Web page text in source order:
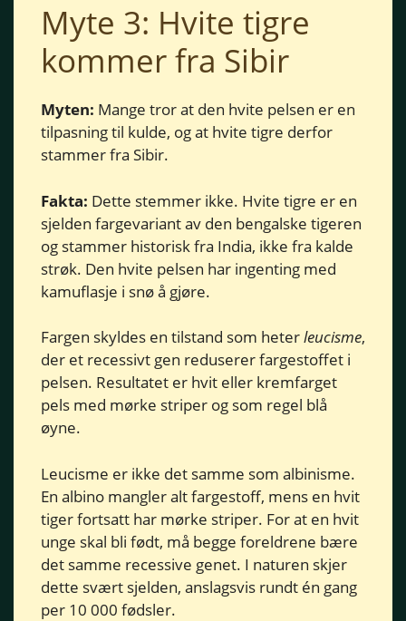
Myte 3: Hvite tigre
kommer fra Sibir
Myten: Mange tror at den hvite pelsen er en
tilpasning til kulde, og at hvite tigre derfor
stammer fra Sibir.
Fakta: Dette stemmer ikke. Hvite tigre er en
sjelden fargevariant av den bengalske tigeren
og stammer historisk fra India, ikke fra kalde
strøk. Den hvite pelsen har ingenting med
kamuflasje i snø å gjøre.
Fargen skyldes en tilstand som heterleucisme,
der et recessivt gen reduserer fargestoffet i
pelsen. Resultatet er hvit eller kremfarget
pels med mørke striper og som regel blå
øyne.
Leucisme er ikke det samme som albinisme.
En albino mangler alt fargestoff, mens en hvit
tiger fortsatt har mørke striper. For at en hvit
unge skal bli født, må begge foreldrene bære
det samme recessive genet. I naturen skjer
dette svært sjelden, anslagsvis rundt én gang
per 10 000 fødsler.